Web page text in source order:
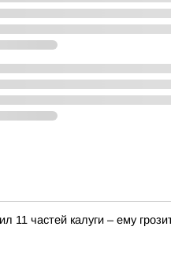
11 частей калуги – ему